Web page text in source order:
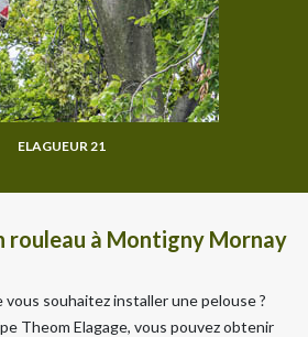
ELAGUEUR 21
rouleau à Montigny Mornay
souhaitez installer une pelouse ?
Theom Elagage, vous pouvez obtenir